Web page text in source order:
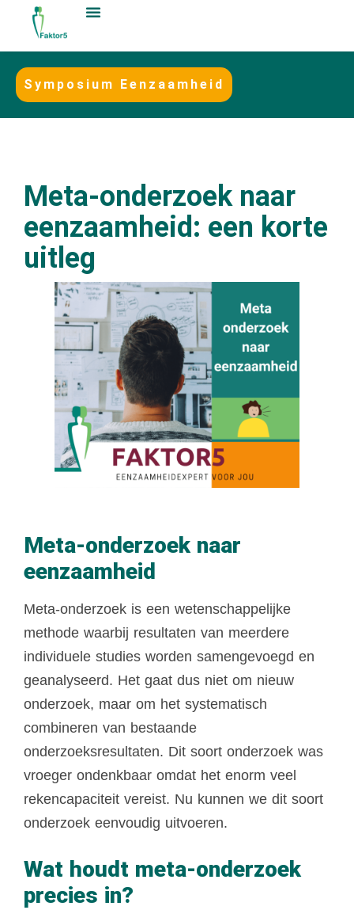
Symposium Eenzaamheid
Meta-onderzoek naar
eenzaamheid: een korte
uitleg
Meta-onderzoek naar
eenzaamheid
Meta-onderzoek is een wetenschappelijke
methode waarbij resultaten van meerdere
individuele studies worden samengevoegd en
geanalyseerd. Het gaat dus niet om nieuw
onderzoek, maar om het systematisch
combineren van bestaande
onderzoeksresultaten. Dit soort onderzoek was
vroeger ondenkbaar omdat het enorm veel
rekencapaciteit vereist. Nu kunnen we dit soort
onderzoek eenvoudig uitvoeren.
Wat houdt meta-onderzoek
precies in?